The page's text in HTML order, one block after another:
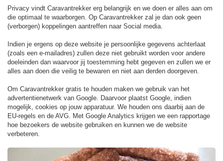
Privacy vindt Caravantrekker erg belangrijk en we doen er alles aan om
die optimaal te waarborgen. Op Caravantrekker zal je dan ook geen
(verborgen) koppelingen aantreffen naar Social media.
Indien je ergens op deze website je persoonlijke gegevens achterlaat
(zoals een e-mailadres) zullen deze niet gebruikt worden voor andere
doeleinden dan waarvoor jij toestemming hebt gegeven en zullen we er
alles aan doen die veilig te bewaren en niet aan derden doorgeven.
Om Caravantrekker gratis te houden maken we gebruik van het
advertentienetwerk van Google. Daarvoor plaatst Google, indien
mogelijk, cookies op jouw apparatuur. We houden ons daarbij aan de
EU-regels en de AVG. Met Google Analytics krijgen we een rapportage
hoe bezoekers de website gebruiken en kunnen we de website
verbeteren.